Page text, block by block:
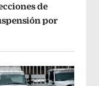
de
por